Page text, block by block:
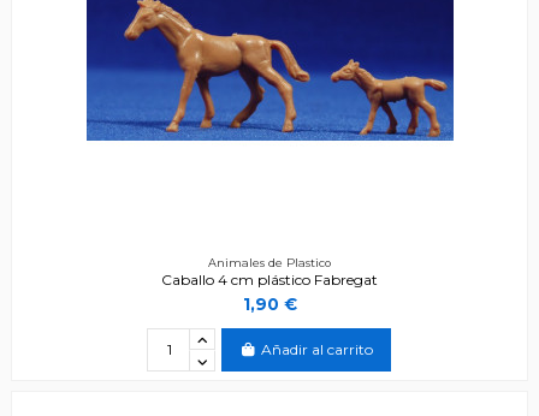
Animales de Plastico
Caballo 4 cm plástico Fabregat
1,90 €
Añadir al carrito